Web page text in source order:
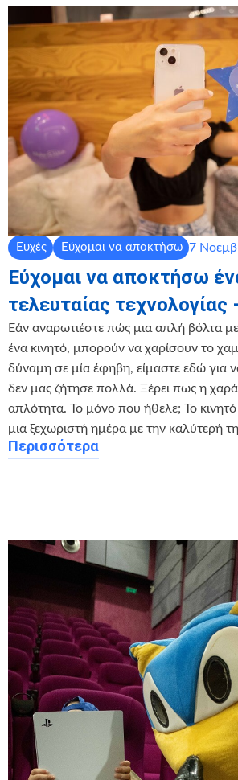
Ευχές Εύχομαι να αποκτήσω 7
Εύχομαι να αποκτήσω
τελευταίας τεχνολογίας
Εάν αναρωτιέστε πώς μια απλή βόλτα
ένα κινητό, μπορούν να χαρίσουν το
δύναμη σε μία έφηβη, είμαστε εδώ για
δεν μας ζήτησε πολλά. Ξέρει πως η
απλότητα. Το μόνο που ήθελε; Το κινητό
μια ξεχωριστή ημέρα με την καλύτερή
Περισσότερα